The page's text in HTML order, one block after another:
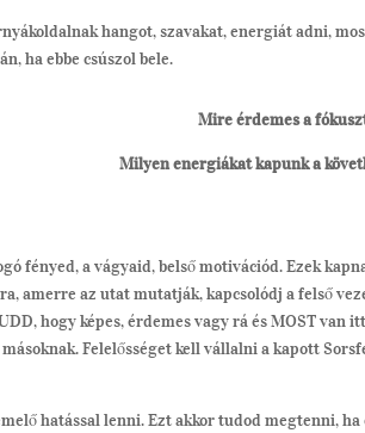
hangot, szavakat, energiát adni,
ha ebbe csúszol bele.
Mire érdemes a
Milyen energiákat kapunk a
fényed, a vágyaid, belső motivációd. Ezek
amerre az utat mutatják, kapcsolódj a felső
hogy képes, érdemes vagy rá és MOST
Felelősséget kell vállalni a kapott
hatással lenni. Ezt akkor tudod megtenni,